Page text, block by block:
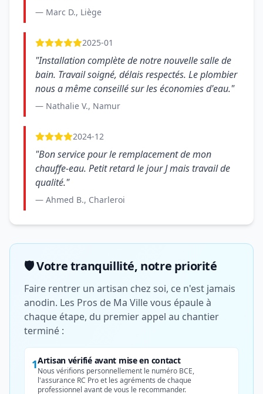
— Marc D., Liège
2025-01
"Installation complète de notre nouvelle salle de
bain. Travail soigné, délais respectés. Le plombier
nous a même conseillé sur les économies d'eau."
— Nathalie V., Namur
2024-12
"Bon service pour le remplacement de mon
chauffe-eau. Petit retard le jour J mais travail de
qualité."
— Ahmed B., Charleroi
🛡️ Votre tranquillité, notre priorité
Faire rentrer un artisan chez soi, ce n'est jamais
anodin. Les Pros de Ma Ville vous épaule à
chaque étape, du premier appel au chantier
terminé :
1Artisan vérifié avant mise en contact
Nous vérifions personnellement le numéro BCE,
l'assurance RC Pro et les agréments de chaque
professionnel avant de vous le recommander.